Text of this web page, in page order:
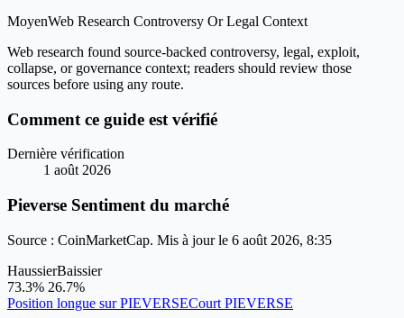
MoyenWeb Research Controversy Or Legal Context
Web research found source-backed controversy, legal, exploit,
collapse, or governance context; readers should review those
sources before using any route.
Comment ce guide est vérifié
Dernière vérification
1 août 2026
Pieverse Sentiment du marché
Source : CoinMarketCap. Mis à jour le 6 août 2026, 8:35
HaussierBaissier
73.3% 26.7%
Position longue sur PIEVERSECourt PIEVERSE